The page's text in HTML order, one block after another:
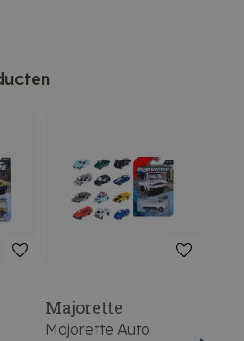
Majorette
Majorette Auto